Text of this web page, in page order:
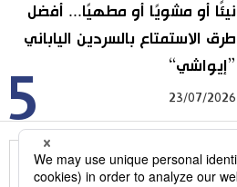
5
نيئًا أو مشويًا أو مطهيًا... أفضل
طرق الاستمتاع بالسردين الياباني
”إيواشي“
23/07/2026
للمزيد